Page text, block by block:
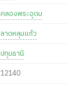
คลองพระอุดม
ลาดหลุมแก้ว
ปทุมธานี
12140